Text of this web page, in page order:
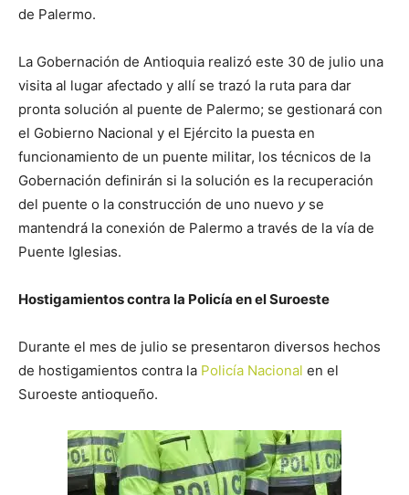
de Palermo.
La Gobernación de Antioquia realizó este 30 de julio una
visita al lugar afectado y allí se trazó la ruta para dar
pronta solución al puente de Palermo; se gestionará con
el Gobierno Nacional y el Ejército la puesta en
funcionamiento de un puente militar, los técnicos de la
Gobernación definirán si la solución es la recuperación
del puente o la construcción de uno nuevo y se
mantendrá la conexión de Palermo a través de la vía de
Puente Iglesias.
Hostigamientos contra la Policía en el Suroeste
Durante el mes de julio se presentaron diversos hechos
de hostigamientos contra la Policía Nacional en el
Suroeste antioqueño.